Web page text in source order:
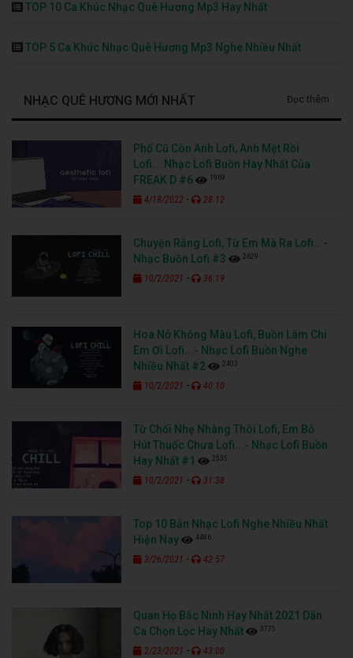
TOP 10 Ca Khúc Nhạc Quê Hương Mp3 Hay Nhất
TOP 5 Ca Khúc Nhạc Quê Hương Mp3 Nghe Nhiều Nhất
NHẠC QUÊ HƯƠNG MỚI NHẤT Đọc thêm
Phố Cũ Còn Anh Lofi, Anh Mệt Rồi
Lofi... Nhạc Lofi Buồn Hay Nhất Của
FREAK D #6
1969
4/18/2022 - 28:12
Chuyện Rằng Lofi, Từ Em Mà Ra Lofi...-
Nhạc Buồn Lofi #3
2629
10/2/2021 - 36:19
Hoa Nở Không Màu Lofi, Buồn Làm Chi
Em Ơi Lofi...- Nhạc Lofi Buồn Nghe
Nhiều Nhất #2
2403
10/2/2021 - 40:10
Từ Chối Nhẹ Nhàng Thôi Lofi, Em Bỏ
Hút Thuốc Chưa Lofi...- Nhạc Lofi Buồn
Hay Nhất #1
2535
10/2/2021 - 31:38
Top 10 Bản Nhạc Lofi Nghe Nhiều Nhất
Hiện Nay
4486
3/26/2021 - 42:57
Quan Họ Bắc Ninh Hay Nhất 2021 Dân
Ca Chọn Lọc Hay Nhất
3775
2/23/2021 - 43:00